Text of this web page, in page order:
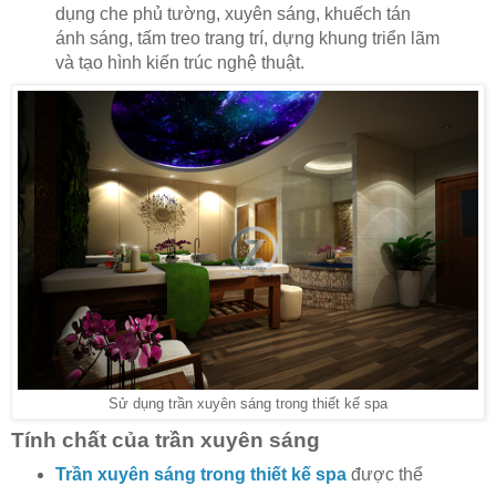
dụng che phủ tường, xuyên sáng, khuếch tán
ánh sáng, tấm treo trang trí, dựng khung triển lãm
và tạo hình kiến trúc nghệ thuật.
Sử dụng trần xuyên sáng trong thiết kế spa
Tính chất của trần xuyên sáng
Trần xuyên sáng trong thiết kế spađược thể